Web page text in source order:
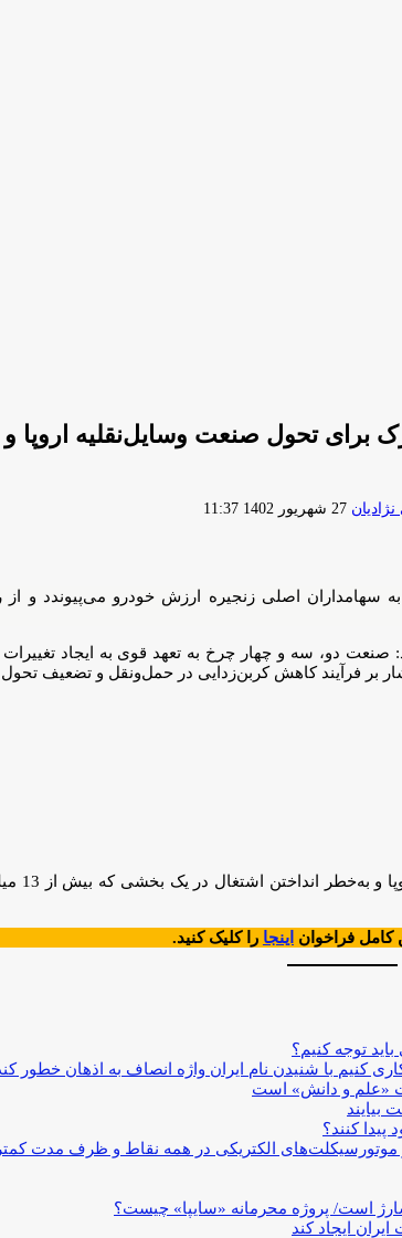
برای تحول صنعت وسایل‌نقلیه اروپا
ارسال
27 شهریور 1402 11:37
سهامداران اصلی زنجیره ارزش خودرو می‌پیوندد و
صنعت دو، سه و چهار چرخ به تعهد قوی به ایجاد
بر فرآیند کاهش کربن‌زدایی در حمل‌ونقل و تضعیف
اقدام
کامل فراخوان اینجا را کلیک کنید.
توجه کنیم؟
با شنیدن نام ایران واژه انصاف به اذهان خطور
«علم و دانش» است
بیایند
کنند؟
الکتریکی در همه نقاط و ظرف مدت کمتر از ۲
است/ پروژه محرمانه «سایپا» چیست؟
ایجاد کند